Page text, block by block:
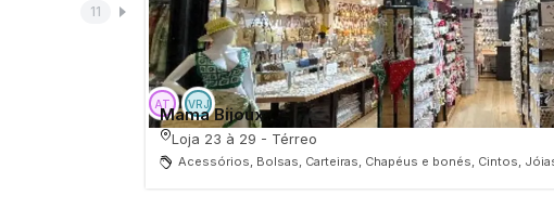
11
Mama Bijoux
Loja 23 à 29 - Térreo
Acessórios, Bolsas, Carteiras, Chapéus e bonés, Cintos,